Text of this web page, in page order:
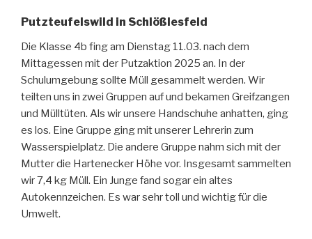
Putzteufelswild in Schlößlesfeld
Die Klasse 4b fing am Dienstag 11.03. nach dem
Mittagessen mit der Putzaktion 2025 an. In der
Schulumgebung sollte Müll gesammelt werden. Wir
teilten uns in zwei Gruppen auf und bekamen Greifzangen
und Mülltüten. Als wir unsere Handschuhe anhatten, ging
es los. Eine Gruppe ging mit unserer Lehrerin zum
Wasserspielplatz. Die andere Gruppe nahm sich mit der
Mutter die Hartenecker Höhe vor. Insgesamt sammelten
wir 7,4 kg Müll. Ein Junge fand sogar ein altes
Autokennzeichen. Es war sehr toll und wichtig für die
Umwelt.